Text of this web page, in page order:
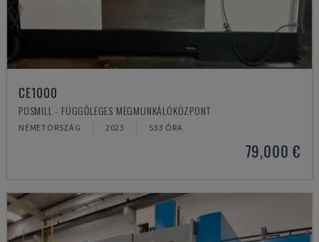
CE1000
POSMILL - FÜGGŐLEGES MEGMUNKÁLÓKÖZPONT
NÉMETORSZÁG 2023 533 ÓRA
79,000 €